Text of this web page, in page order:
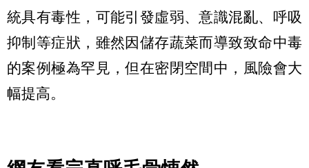
統具有毒性，可能引發虛弱、意識混亂、呼吸
抑制等症狀，雖然因儲存蔬菜而導致致命中毒
的案例極為罕見，但在密閉空間中，風險會大
幅提高。